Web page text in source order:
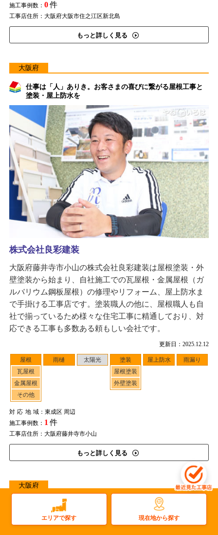
施工事例数： 0件
工事店住所：大阪府大阪市住之江区新北島
もっと詳しく見る
大阪府
仕事は「人」ありき。お客さまの喜びに繋がる屋根工事と
塗装・屋上防水を
更新日：2025.12.12
屋根
瓦屋根
金属屋根
その他
雨樋 太陽光
塗装
屋根塗装
外壁塗装
屋上防水 雨漏り
対応地域：東成区 周辺
施工事例数： 1 件
工事店住所：大阪府藤井寺市小山
もっと詳しく見る
株式会社良彩建装
大阪府藤井寺市小山の株式会社良彩建装は屋根塗装・外
壁塗装から始まり、自社施工での瓦屋根・金属屋根（ガ
ルバリウム鋼板屋根）の修理やリフォーム、屋上防水ま
で手掛ける工事店です。塗装職人の他に、屋根職人も自
社で揃っているため様々な住宅工事に精通しており、対
応できる工事も多数ある頼もしい会社です。
大阪府
屋根塗装・屋上防水を「わかりやすく」説明し、お客さま
との信頼関係を大事に
エリアで探す 現在地から探す